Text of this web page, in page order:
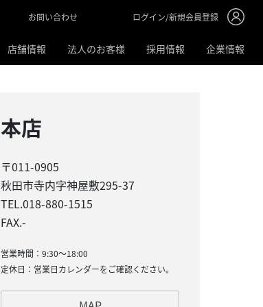
お問い合わせ ログイン/新規会員登録
店舗情報 法人のお客様 採用情報 企業情報
本店
〒011-0905
秋田市寺内字神屋敷295-37
TEL.018-880-1515
FAX.-
営業時間：9:30〜18:00
定休日：営業日カレンダーをご確認ください。